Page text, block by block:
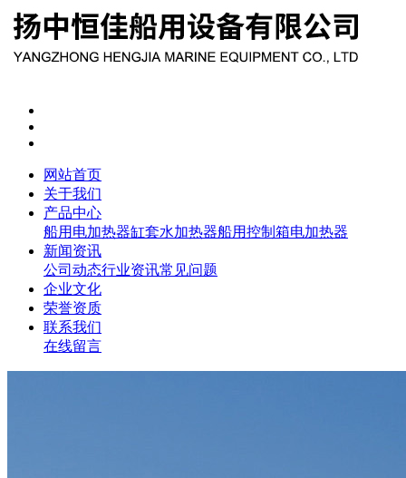
网站首页
关于我们
产品中心
船用电加热器缸套水加热器船用控制箱电加热器
新闻资讯
公司动态行业资讯常见问题
企业文化
荣誉资质
联系我们
在线留言